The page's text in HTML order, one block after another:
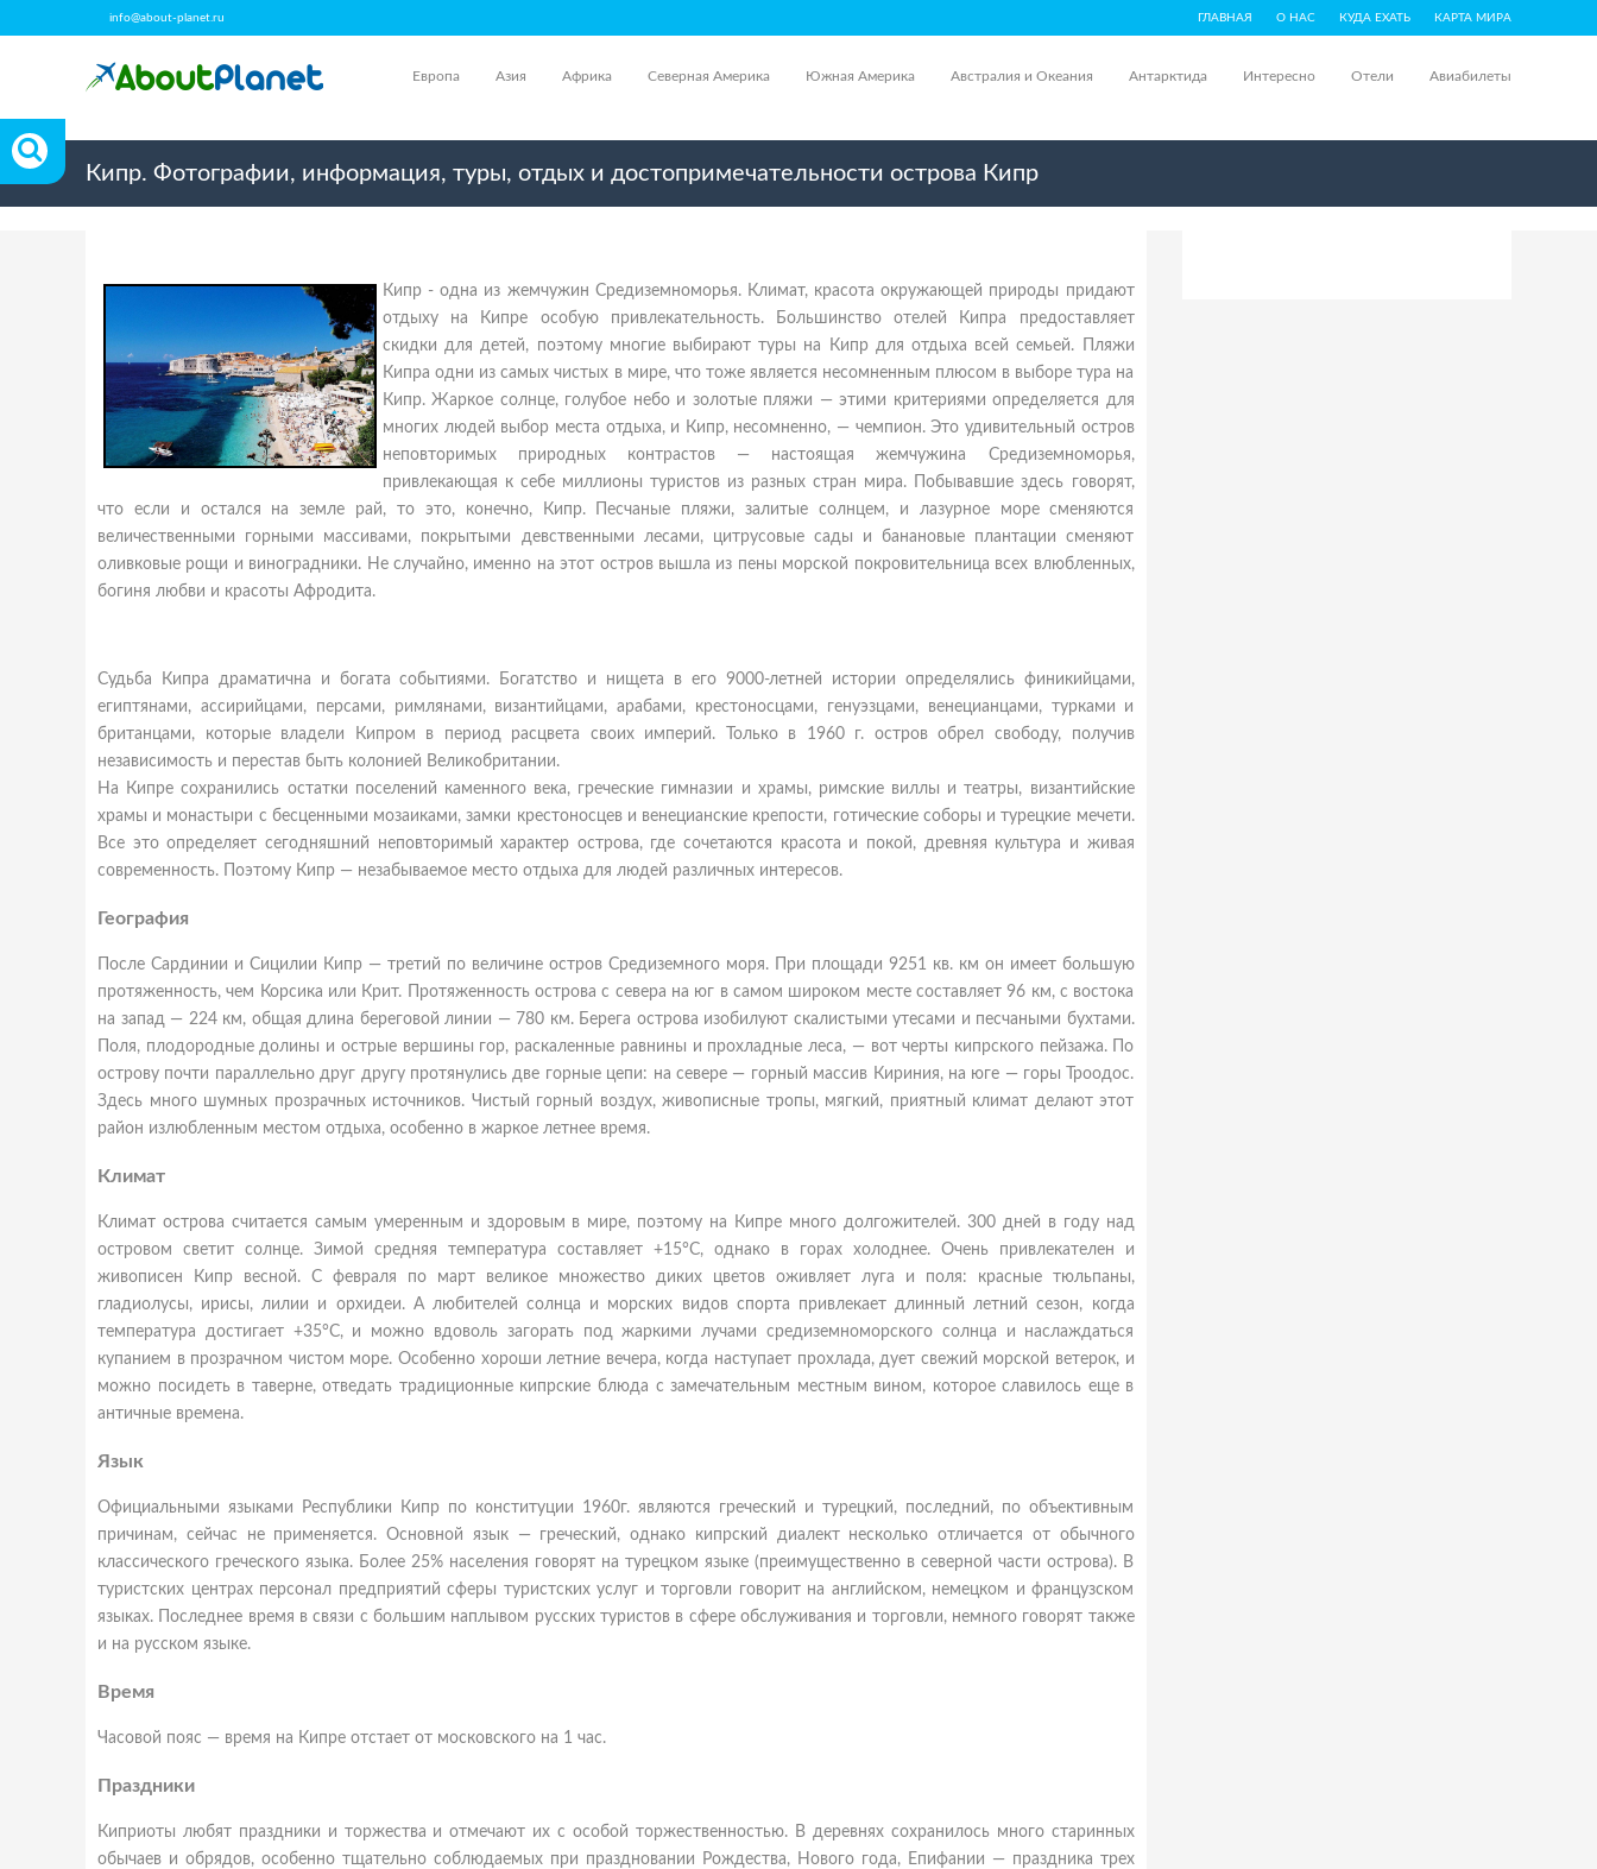
info@about-planet.ru ГЛАВНАЯ О НАС КУДА ЕХАТЬ КАРТА МИРА
Европа Азия Африка Северная Америка Южная Америка Австралия и Океания Антарктида Интересно Отели Авиабилеты
Кипр. Фотографии, информация, туры, отдых и достопримечательности острова Кипр
Кипр - одна из жемчужин Средиземноморья. Климат, красота окружающей природы придают
отдыху на Кипре особую привлекательность. Большинство отелей Кипра предоставляет
скидки для детей, поэтому многие выбирают туры на Кипр для отдыха всей семьей. Пляжи
Кипра одни из самых чистых в мире, что тоже является несомненным плюсом в выборе тура на
Кипр. Жаркое солнце, голубое небо и золотые пляжи — этими критериями определяется для
многих людей выбор места отдыха, и Кипр, несомненно, — чемпион. Это удивительный остров
неповторимых природных контрастов — настоящая жемчужина Средиземноморья,
привлекающая к себе миллионы туристов из разных стран мира. Побывавшие здесь говорят,
что если и остался на земле рай, то это, конечно, Кипр. Песчаные пляжи, залитые солнцем, и лазурное море сменяются
величественными горными массивами, покрытыми девственными лесами, цитрусовые сады и банановые плантации сменяют
оливковые рощи и виноградники. Не случайно, именно на этот остров вышла из пены морской покровительница всех влюбленных,
богиня любви и красоты Афродита.
Судьба Кипра драматична и богата событиями. Богатство и нищета в его 9000-летней истории определялись финикийцами,
египтянами, ассирийцами, персами, римлянами, византийцами, арабами, крестоносцами, генуэзцами, венецианцами, турками и
британцами, которые владели Кипром в период расцвета своих империй. Только в 1960 г. остров обрел свободу, получив
независимость и перестав быть колонией Великобритании.
На Кипре сохранились остатки поселений каменного века, греческие гимназии и храмы, римские виллы и театры, византийские
храмы и монастыри с бесценными мозаиками, замки крестоносцев и венецианские крепости, готические соборы и турецкие мечети.
Все это определяет сегодняшний неповторимый характер острова, где сочетаются красота и покой, древняя культура и живая
современность. Поэтому Кипр — незабываемое место отдыха для людей различных интересов.
География
После Сардинии и Сицилии Кипр — третий по величине остров Средиземного моря. При площади 9251 кв. км он имеет большую
протяженность, чем Корсика или Крит. Протяженность острова с севера на юг в самом широком месте составляет 96 км, с востока
на запад — 224 км, общая длина береговой линии — 780 км. Берега острова изобилуют скалистыми утесами и песчаными бухтами.
Поля, плодородные долины и острые вершины гор, раскаленные равнины и прохладные леса, — вот черты кипрского пейзажа. По
острову почти параллельно друг другу протянулись две горные цепи: на севере — горный массив Кириния, на юге — горы Троодос.
Здесь много шумных прозрачных источников. Чистый горный воздух, живописные тропы, мягкий, приятный климат делают этот
район излюбленным местом отдыха, особенно в жаркое летнее время.
Климат
Климат острова считается самым умеренным и здоровым в мире, поэтому на Кипре много долгожителей. 300 дней в году над
островом светит солнце. Зимой средняя температура составляет +15°C, однако в горах холоднее. Очень привлекателен и
живописен Кипр весной. С февраля по март великое множество диких цветов оживляет луга и поля: красные тюльпаны,
гладиолусы, ирисы, лилии и орхидеи. А любителей солнца и морских видов спорта привлекает длинный летний сезон, когда
температура достигает +35°C, и можно вдоволь загорать под жаркими лучами средиземноморского солнца и наслаждаться
купанием в прозрачном чистом море. Особенно хороши летние вечера, когда наступает прохлада, дует свежий морской ветерок, и
можно посидеть в таверне, отведать традиционные кипрские блюда с замечательным местным вином, которое славилось еще в
античные времена.
Язык
Официальными языками Республики Кипр по конституции 1960г. являются греческий и турецкий, последний, по объективным
причинам, сейчас не применяется. Основной язык — греческий, однако кипрский диалект несколько отличается от обычного
классического греческого языка. Более 25% населения говорят на турецком языке (преимущественно в северной части острова). В
туристских центрах персонал предприятий сферы туристских услуг и торговли говорит на английском, немецком и французском
языках. Последнее время в связи с большим наплывом русских туристов в сфере обслуживания и торговли, немного говорят также
и на русском языке.
Время
Часовой пояс — время на Кипре отстает от московского на 1 час.
Праздники
Киприоты любят праздники и торжества и отмечают их с особой торжественностью. В деревнях сохранилось много старинных
обычаев и обрядов, особенно тщательно соблюдаемых при праздновании Рождества, Нового года, Епифании — праздника трех